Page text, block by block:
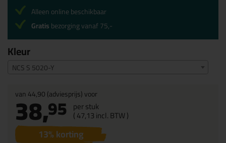
Kleur
NCS S 5020-Y
van44,90(adviesprijs) voor
38,95 per stuk
(47,13incl. BTW )
13% korting
Alleen online beschikbaar
Gratisbezorging vanaf 75,-